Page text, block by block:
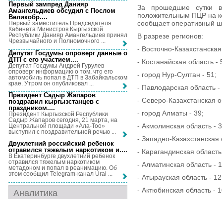
За прошедшие сутки
положительным ПЦР на
сообщает оперативный
В разрезе регионов:
- Восточно-
- Костанайская область -
- город Нур-Султан - 51;
- Павлодарская область -
- Северо-Казахстанская
- город Алматы - 39;
- Акмолинская область -
- Западно-Казахстанская
- Карагандинская
- Алматинская область -
- Атырауская область -
- Актюбинская область -
Первый зампред Данияр
Амангельдиев обсудил с Послом
Великобр....
Первый заместитель Председателя
Кабинета Министров Кыргызской
Республики Данияр Амангельдиев принял
Чрезвычайного и Полномочного ...
Депутат Госдумы опроверг данные о
ДТП с его участием....
Депутат Госдумы Андрей Гурулев
опроверг информацию о том, что его
автомобиль попал в ДТП в Забайкальском
крае. Утром он опубликовал ...
Президент Садыр Жапаров
поздравил кыргызстанцев с
праздником....
Президент Кыргызской Республики
Садыр Жапаров сегодня, 21 марта, на
Центральной площади «Ала-Тоо»
выступил с поздравительной речью ...
Двухлетний российский ребенок
отравился тяжелым наркотиком и....
В Екатеринбурге двухлетний ребенок
отравился тяжелым наркотиком
метадоном и попал в реанимацию. Об
этом сообщил Telegram-канал Ural ...
Аналитика